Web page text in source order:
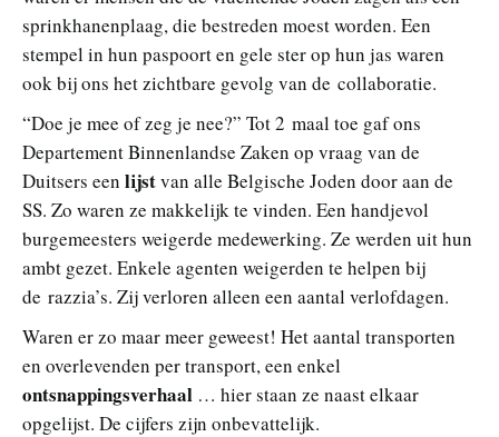
sprinkhanenplaag, die bestreden moest worden. Een
stempel in hun paspoort en gele ster op hun jas waren
ook bij ons het zichtbare gevolg van de collaboratie.
“Doe je mee of zeg je nee?” Tot 2 maal toe gaf ons
Departement Binnenlandse Zaken op vraag van de
Duitsers een lijstvan alle Belgische Joden door aan de
SS. Zo waren ze makkelijk te vinden. Een handjevol
burgemeesters weigerde medewerking. Ze werden uit hun
ambt gezet. Enkele agenten weigerden te helpen bij
de razzia’s. Zij verloren alleen een aantal verlofdagen.
Waren er zo maar meer geweest! Het aantal transporten
en overlevenden per transport, een enkel
ontsnappingsverhaal … hier staan ze naast elkaar
opgelijst. De cijfers zijn onbevattelijk.